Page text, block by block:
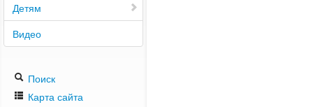
Детям
Видео
Поиск
Карта сайта